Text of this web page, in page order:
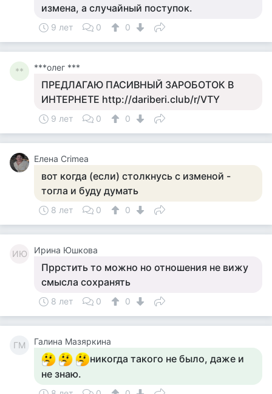
измена, а случайный поступок.
9 лет 0 0
** ***олег ***
ПРЕДЛАГАЮ ПАСИВНЫЙ ЗАРОБОТОК В
ИНТЕРНЕТЕ http://dariberi.club/r/VTY
9 лет 0 0
Елена Crimea
вот когда (если) столкнусь с изменой -
тогла и буду думать
8 лет 0 0
ИЮ Ирина Юшкова
Пррстить то можно но отношения не вижу
смысла сохранять
8 лет 0 0
ГМ Галина Мазяркина
никогда такого не было, даже и
не знаю.